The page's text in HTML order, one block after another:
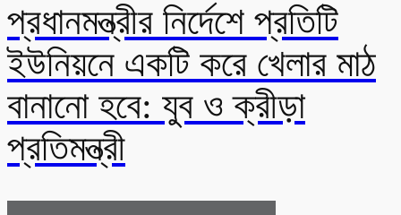
প্রধানমন্ত্রীর নির্দেশে প্রতিটি
ইউনিয়নে একটি করে খেলার মাঠ
বানানো হবে: যুব ও ক্রীড়া
প্রতিমন্ত্রী